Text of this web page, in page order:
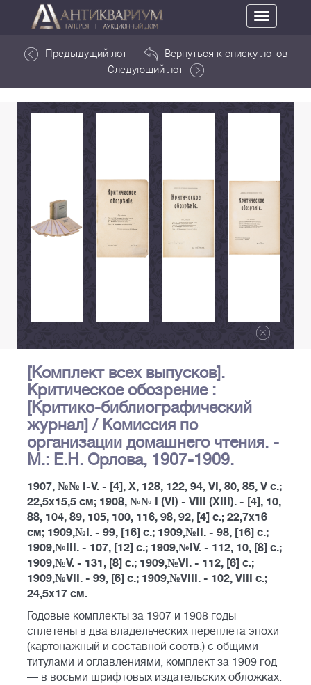
Toggle
navigation
Предыдущий лот
Вернуться к списку лотов
Следующий лот
[Комплект всех выпусков].
Критическое обозрение :
[Критико-библиографический
журнал] / Комиссия по
организации домашнего чтения. -
М.: Е.Н. Орлова, 1907-1909.
1907, №№ I-V. - [4], X, 128, 122, 94, VI, 80, 85, V с.;
22,5х15,5 см; 1908, №№ I (VI) - VIII (XIII). - [4], 10,
88, 104, 89, 105, 100, 116, 98, 92, [4] c.; 22,7х16
см; 1909,№I. - 99, [16] c.; 1909,№II. - 98, [16] с.;
1909,№III. - 107, [12] с.; 1909,№IV. - 112, 10, [8] с.;
1909,№V. - 131, [8] с.; 1909,№VI. - 112, [6] с.;
1909,№VII. - 99, [6] с.; 1909,№VIII. - 102, VIII c.;
24,5х17 см.
Годовые комплекты за 1907 и 1908 годы
сплетены в два владельческих переплета эпохи
(картонажный и составной соотв.) с общими
титулами и оглавлениями, комплект за 1909 год
— в восьми шрифтовых издательских обложках.